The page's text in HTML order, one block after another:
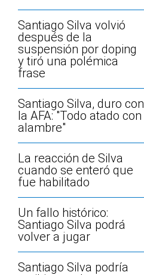
Santiago Silva volvió
después de la
suspensión por doping
y tiró una polémica
frase
Santiago Silva, duro con
la AFA: "Todo atado con
alambre"
La reacción de Silva
cuando se enteró que
fue habilitado
Un fallo histórico:
Santiago Silva podrá
volver a jugar
Santiago Silva podría